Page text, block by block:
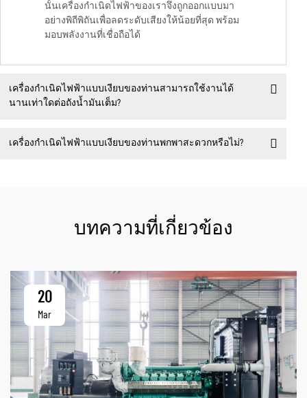
นั้นเครื่องกำเนิดไฟฟ้าของเราจึงถูกออกแบบมา
อย่างพิถีพิถันเพื่อลดระดับเสียงให้น้อยที่สุด พร้อม
มอบพลังงานที่เชื่อถือได้
เครื่องกำเนิดไฟฟ้าแบบเงียบของท่านสามารถใช้งานได้
นานเท่าใดต่อถังน้ำมันเต็ม?
เครื่องกำเนิดไฟฟ้าแบบเงียบของท่านพกพาสะดวกหรือไม่?
บทความที่เกี่ยวข้อง
20
Mar